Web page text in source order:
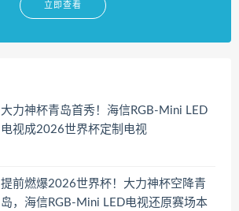
立即查看
大力神杯青岛首秀！海信RGB-Mini LED
电视成2026世界杯定制电视
提前燃爆2026世界杯！大力神杯空降青
岛，海信RGB-Mini LED电视还原赛场本